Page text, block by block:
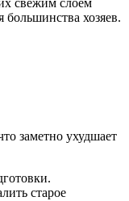
хозяев.
заметно ухудшает
старое